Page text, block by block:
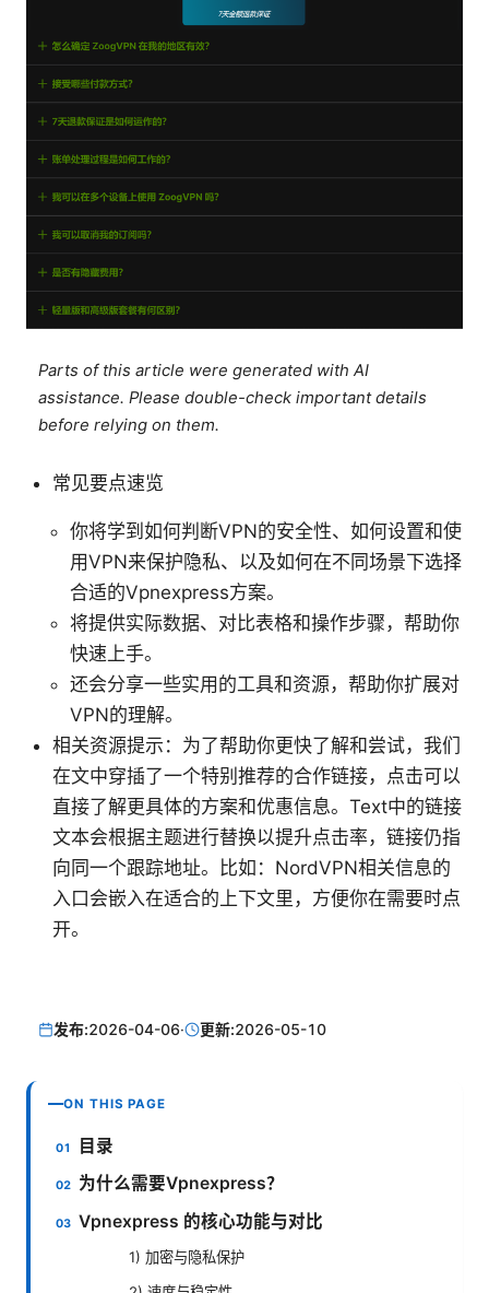
Parts of this article were generated with AI
assistance. Please double-check important details
before relying on them.
常见要点速览
你将学到如何判断VPN的安全性、如何设置和使
用VPN来保护隐私、以及如何在不同场景下选择
合适的Vpnexpress方案。
将提供实际数据、对比表格和操作步骤，帮助你
快速上手。
还会分享一些实用的工具和资源，帮助你扩展对
VPN的理解。
相关资源提示：为了帮助你更快了解和尝试，我们
在文中穿插了一个特别推荐的合作链接，点击可以
直接了解更具体的方案和优惠信息。Text中的链接
文本会根据主题进行替换以提升点击率，链接仍指
向同一个跟踪地址。比如：NordVPN相关信息的
入口会嵌入在适合的上下文里，方便你在需要时点
开。
发布:2026-04-06· 更新:2026-05-10
ON THIS PAGE
目录
为什么需要Vpnexpress？
Vpnexpress 的核心功能与对比
1) 加密与隐私保护